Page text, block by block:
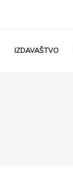
IZDAVAŠTVO